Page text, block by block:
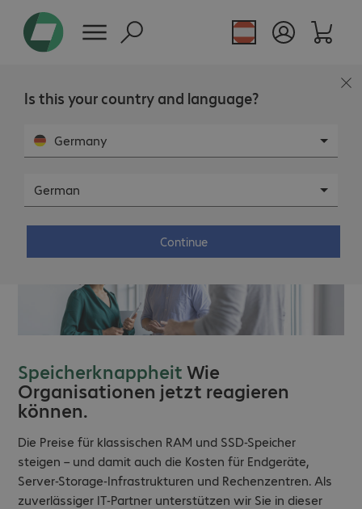
Is this your country and language?
Germany
German
Continue
Bechtle stärkt internationales Business
SpeicherknappheitWie
Organisationen jetzt reagieren
können.
Die Preise für klassischen RAM und SSD-Speicher
steigen – und damit auch die Kosten für Endgeräte,
Server-Storage-Infrastrukturen und Rechenzentren. Als
zuverlässiger IT-Partner unterstützen wir Sie in dieser